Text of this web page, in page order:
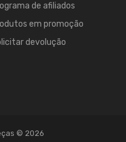
de afiliados
em promoção
devolução
© 2026